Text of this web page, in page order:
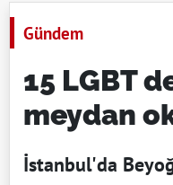
Gündem
15 LGBT
meydan
İstanbul'da